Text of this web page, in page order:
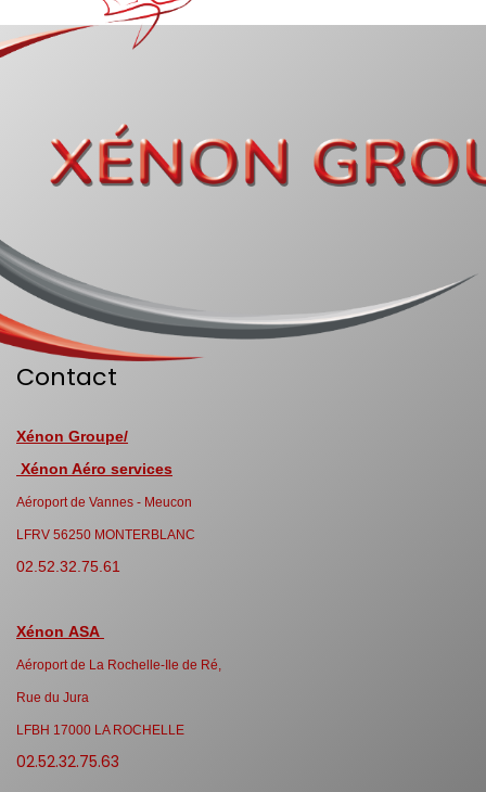
Contact
Xénon Groupe/
Xénon Aéro services
Aéroport de Vannes - Meucon
LFRV 56250 MONTERBLANC
02.52.32.75.61
Xénon ASA
Aéroport de La Rochelle-Ile de Ré,
Rue du Jura
LFBH 17000 LA ROCHELLE
02.52.32.75.63